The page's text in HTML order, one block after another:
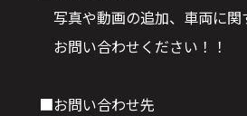
写真や動画の追加、車両に関
お問い合わせください！！
■お問い合わせ先